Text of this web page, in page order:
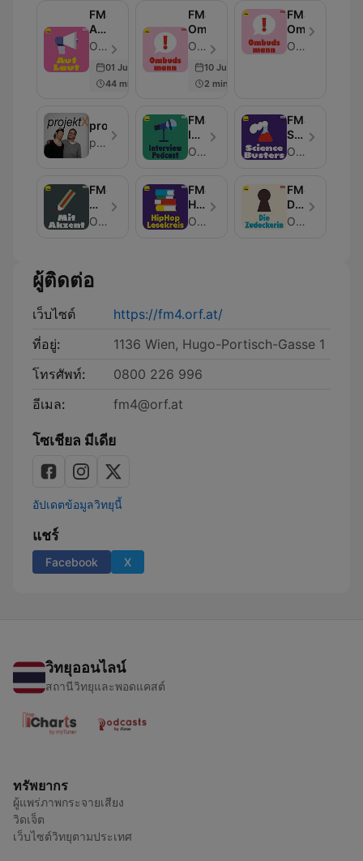
FM4
Auf
Laut
ORF Radio FM4 - ตอน 20
01 Jul 2026
44 min
FM4
Ombudsmann
ORF Radio FM4 - ตอน 5
10 Jul 2026
2 min
FM4
ORF Radio FM4
projektX
projektX
FM4
Interview
Podcast
ORF Radio FM4
FM4
Science
Busters
ORF Radio FM4
FM4
Mit
Akzent
ORF Radio FM4
FM4
HipHop
Lesekreis
ORF Radio FM4
FM4
Die
Zudeckerin
ORF Radio FM4
ผู้ติดต่อ
เว็บไซต์
https://fm4.orf.at/
ที่อยู่:
1136 Wien, Hugo-Portisch-Gasse 1
โทรศัพท์:
0800 226 996
อีเมล:
fm4@orf.at
โซเชียล มีเดีย
อัปเดตข้อมูลวิทยุนี้
แชร์
Facebook X
วิทยุออนไลน์
สถานีวิทยุและพอดแคสต์
ทรัพยากร
ผู้แพร่ภาพกระจายเสียง
วิดเจ็ต
เว็บไซต์วิทยุตามประเทศ